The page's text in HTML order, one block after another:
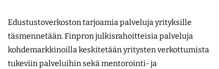
Edustustoverkoston tarjoamia palveluja yrityksille
täsmennetään. Finpron julkisrahoitteisia palveluja
kohdemarkkinoilla keskitetään yritysten verkottumista
tukeviin palveluihin sekä mentorointi- ja